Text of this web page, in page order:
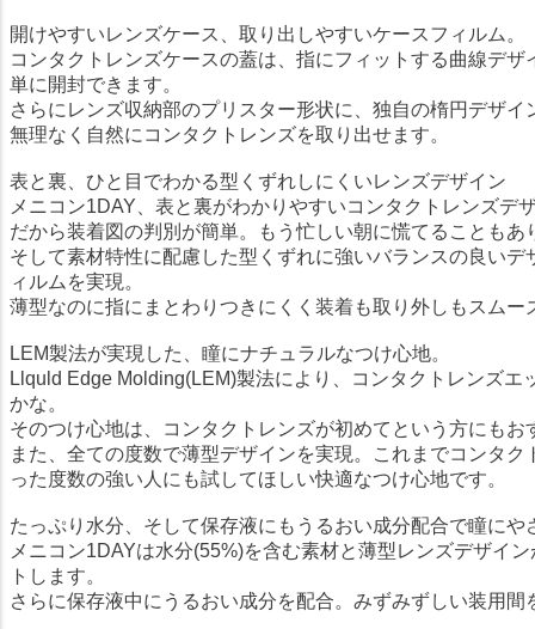
開けやすいレンズケース、取り出しやすいケースフィルム。
コンタクトレンズケースの蓋は、指にフィットする曲線デザ
単に開封できます。
さらにレンズ収納部のプリスター形状に、独自の楕円デザイ
無理なく自然にコンタクトレンズを取り出せます。
表と裏、ひと目でわかる型くずれしにくいレンズデザイン
メニコン1DAY、表と裏がわかりやすいコンタクトレンズデ
だから装着図の判別が簡単。もう忙しい朝に慌てることもあ
そして素材特性に配慮した型くずれに強いバランスの良いデ
ィルムを実現。
薄型なのに指にまとわりつきにくく装着も取り外しもスムー
LEM製法が実現した、瞳にナチュラルなつけ心地。
Llquld Edge Molding(LEM)製法により、コンタクトレンズエ
かな。
そのつけ心地は、コンタクトレンズが初めてという方にもお
また、全ての度数で薄型デザインを実現。これまでコンタ
った度数の強い人にも試してほしい快適なつけ心地です。
たっぷり水分、そして保存液にもうるおい成分配合で瞳にや
メニコン1DAYは水分(55%)を含む素材と薄型レンズデザイ
トします。
さらに保存液中にうるおい成分を配合。みずみずしい装用間